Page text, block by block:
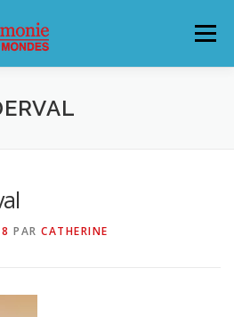
Menu
& BILLETTERIE 26-27
CONTACT
PAR CATHERINE